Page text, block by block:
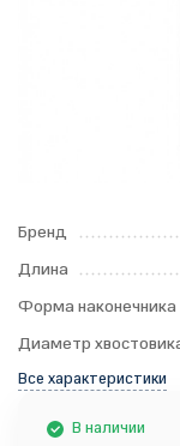
Бренд
Длина
Форма наконечника
Диаметр
Все характеристики
В наличии